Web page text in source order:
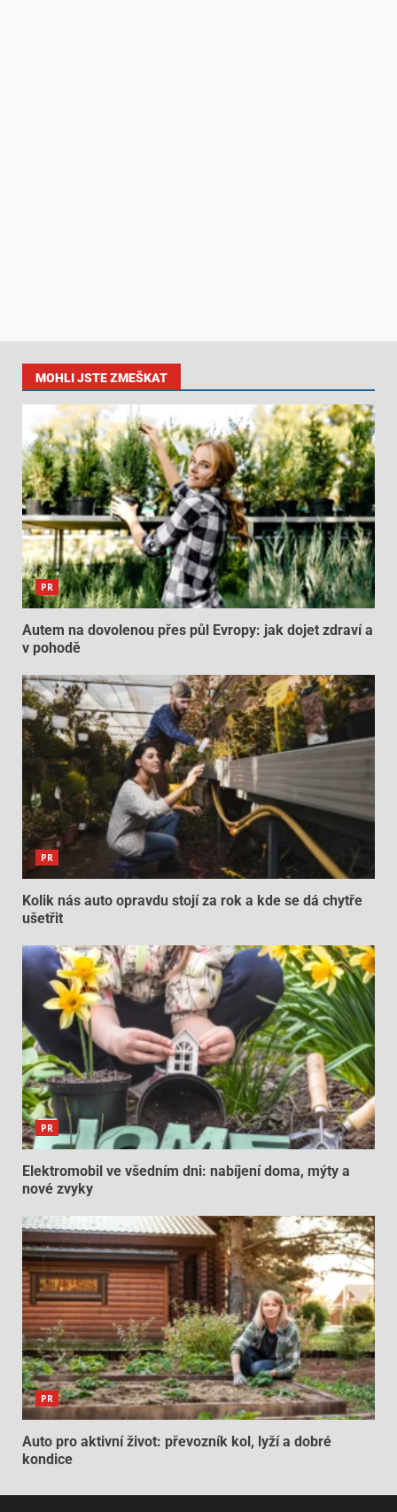
MOHLI JSTE ZMEŠKAT
PR
Autem na dovolenou přes půl Evropy: jak dojet zdraví a
v pohodě
PR
Kolik nás auto opravdu stojí za rok a kde se dá chytře
ušetřit
PR
Elektromobil ve všedním dni: nabíjení doma, mýty a
nové zvyky
PR
Auto pro aktivní život: převozník kol, lyží a dobré
kondice